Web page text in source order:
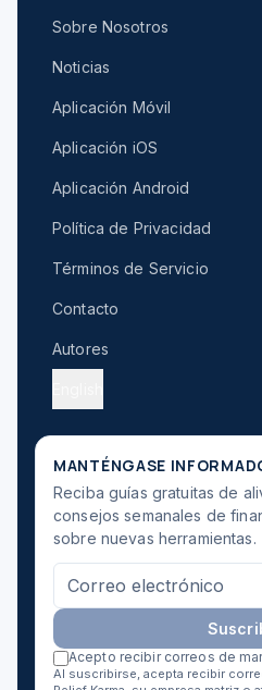
Sobre Nosotros
Noticias
Aplicación Móvil
Aplicación iOS
Aplicación Android
Política de Privacidad
Términos de Servicio
Contacto
Autores
MANTÉNGASE
Reciba guías gratuitas de
consejos semanales de
sobre nuevas herramientas.
Acepto recibir correos de
Al suscribirse, acepta recibir